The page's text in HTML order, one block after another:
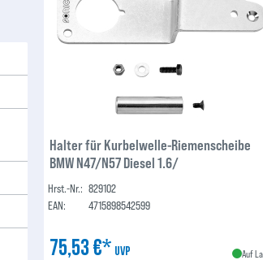
Halter für Kurbelwelle-Riemenscheibe
BMW N47/N57 Diesel 1.6/
Hrst.-Nr.: 829102
EAN:
4715898542599
75,53 €* UVP Auf